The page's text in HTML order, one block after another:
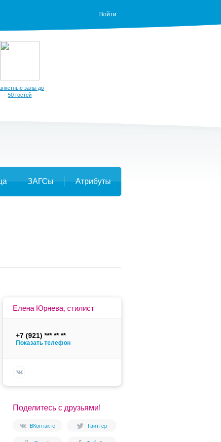
Войти
залы до
50 гостей
ЗАГСы Атрибуты
Елена Юрнева, стилист
+7 (921)
Показать телефон
Поделитесь с друзьями!
ВКонтакте Твиттер